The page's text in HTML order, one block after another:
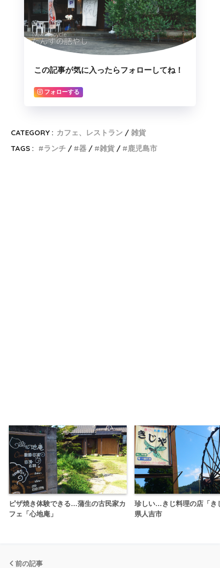
この記事が気に入ったらフォローしてね！
フォローする
CATEGORY : カフェ、レストラン
雑貨
TAGS :
ランチ 器 雑貨 鹿児島市
ピザ焼き体験できる…蒲生の古民家カ
フェ「心地庵」
珍しい…きじ料理の店「き
県人吉市
前の記事